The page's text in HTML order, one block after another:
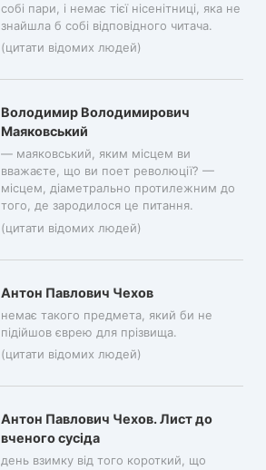
собі пари, і немає тієї нісенітниці, яка не
знайшла б собі відповідного читача.
(цитати відомих людей)
Володимир Володимирович
Маяковський
— маяковський, яким місцем ви
вважаєте, що ви поет революції? —
місцем, діаметрально протилежним до
того, де зародилося це питання.
(цитати відомих людей)
Антон Павлович Чехов
немає такого предмета, який би не
підійшов єврею для прізвища.
(цитати відомих людей)
Антон Павлович Чехов. Лист до
вченого сусіда
день взимку від того короткий, що